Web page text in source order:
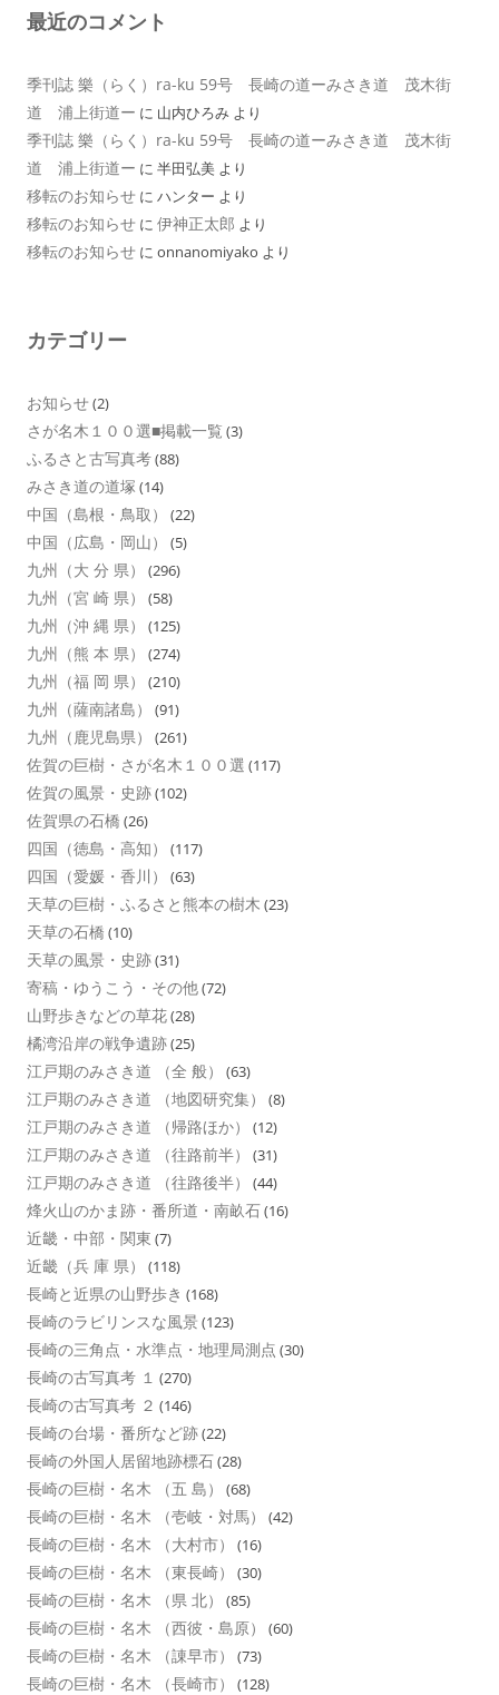
最近のコメント
季刊誌 樂（らく）ra-ku 59号 長崎の道ーみさき道 茂木街
道 浦上街道ー に 山内ひろみ より
季刊誌 樂（らく）ra-ku 59号 長崎の道ーみさき道 茂木街
道 浦上街道ー に 半田弘美 より
移転のお知らせ に ハンター より
移転のお知らせ に 伊神正太郎 より
移転のお知らせ に onnanomiyako より
カテゴリー
お知らせ(2)
さが名木１００選■掲載一覧 (3)
ふるさと古写真考(88)
みさき道の道塚 (14)
中国（島根・鳥取） (22)
中国（広島・岡山） (5)
九州（大 分 県） (296)
九州（宮 崎 県） (58)
九州（沖 縄 県） (125)
九州（熊 本 県） (274)
九州（福 岡 県） (210)
九州（薩南諸島） (91)
九州（鹿児島県） (261)
佐賀の巨樹・さが名木１００選 (117)
佐賀の風景・史跡(102)
佐賀県の石橋 (26)
四国（徳島・高知） (117)
四国（愛媛・香川） (63)
天草の巨樹・ふるさと熊本の樹木 (23)
天草の石橋 (10)
天草の風景・史跡(31)
寄稿・ゆうこう・その他(72)
山野歩きなどの草花(28)
橘湾沿岸の戦争遺跡(25)
江戸期のみさき道 （全 般） (63)
江戸期のみさき道 （地図研究集） (8)
江戸期のみさき道 （帰路ほか） (12)
江戸期のみさき道 （往路前半） (31)
江戸期のみさき道 （往路後半） (44)
烽火山のかま跡・番所道・南畝石(16)
近畿・中部・関東 (7)
近畿（兵 庫 県） (118)
長崎と近県の山野歩き (168)
長崎のラビリンスな風景 (123)
長崎の三角点・水準点・地理局測点 (30)
長崎の古写真考 １ (270)
長崎の古写真考 ２ (146)
長崎の台場・番所など跡(22)
長崎の外国人居留地跡標石(28)
長崎の巨樹・名木 （五 島） (68)
長崎の巨樹・名木 （壱岐・対馬） (42)
長崎の巨樹・名木 （大村市） (16)
長崎の巨樹・名木 （東長崎） (30)
長崎の巨樹・名木 （県 北） (85)
長崎の巨樹・名木 （西彼・島原） (60)
長崎の巨樹・名木 （諌早市） (73)
長崎の巨樹・名木 （長崎市） (128)